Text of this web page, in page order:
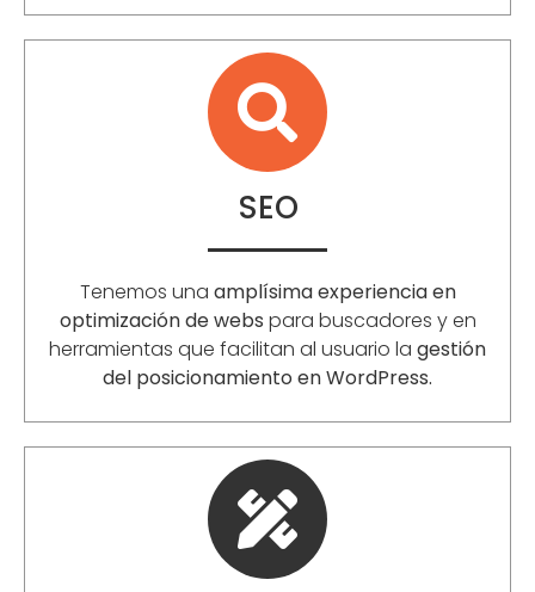
SEO
Tenemos una amplísima experiencia en
optimización de webs para buscadores y en
herramientas que facilitan al usuario la gestión
del posicionamiento en WordPress.